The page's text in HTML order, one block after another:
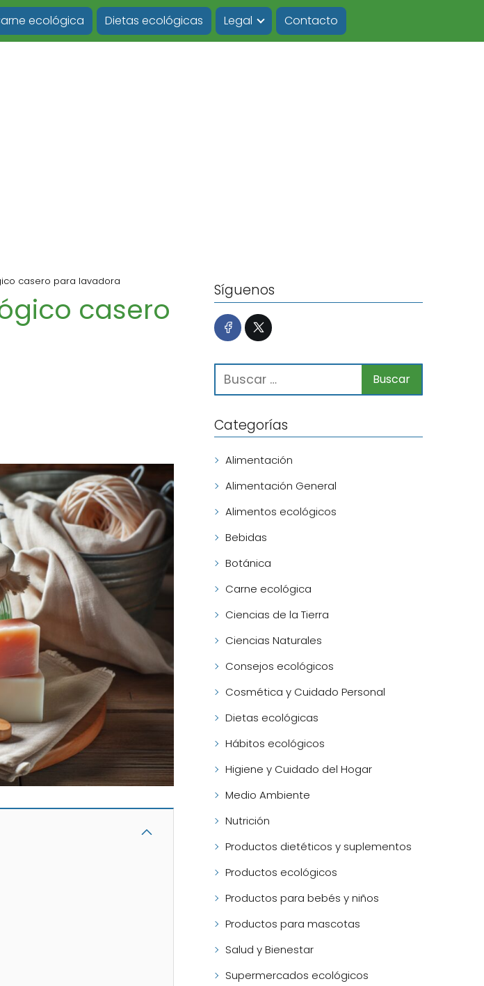
ecológica Dietas ecológicas Legal Contacto
casero para lavadora
casero
Síguenos
Categorías
Alimentación
Alimentación General
Alimentos ecológicos
Bebidas
Botánica
Carne ecológica
Ciencias de la Tierra
Ciencias Naturales
Consejos ecológicos
Cosmética y Cuidado Personal
Dietas ecológicas
Hábitos ecológicos
Higiene y Cuidado del Hogar
Medio Ambiente
Nutrición
Productos dietéticos y suplementos
Productos ecológicos
Productos para bebés y niños
Productos para mascotas
Salud y Bienestar
Supermercados ecológicos